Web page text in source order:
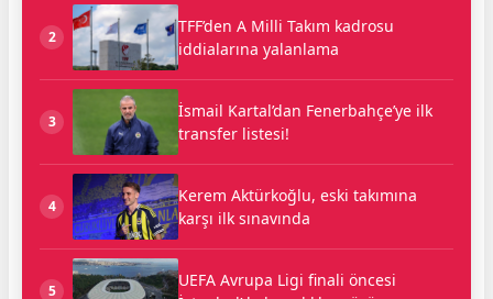
2
TFF’den A Milli Takım kadrosu
iddialarına yalanlama
3
İsmail Kartal’dan Fenerbahçe’ye ilk
transfer listesi!
4
Kerem Aktürkoğlu, eski takımına
karşı ilk sınavında
5
UEFA Avrupa Ligi finali öncesi